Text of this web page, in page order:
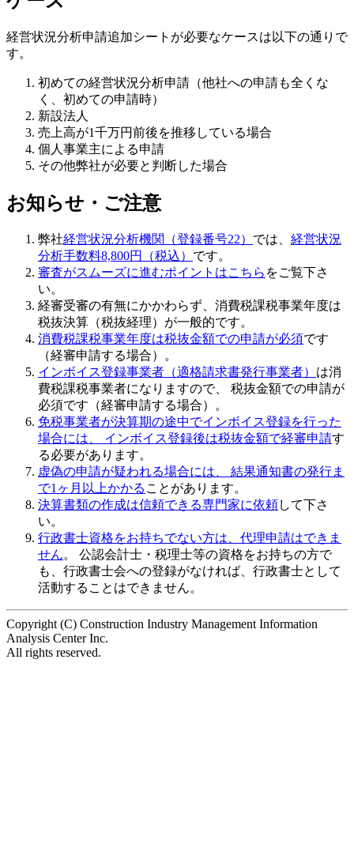
経営状況分析申請追加シートが必要なケースは以下の通りで
す。
初めての経営状況分析申請（他社への申請も全くな
く、初めての申請時）
新設法人
売上高が1千万円前後を推移している場合
個人事業主による申請
その他弊社が必要と判断した場合
お知らせ・ご注意
弊社経営状況分析機関（登録番号22） では、 経営状況
分析手数料8,800円（税込） です。
審査がスムーズに進むポイントはこちら をご覧下さ
い。
経審受審の有無にかかわらず、 消費税課税事業年度は
税抜決算（税抜経理） が一般的です。
消費税課税事業年度は税抜金額での申請が必須です
（経審申請する場合）。
インボイス登録事業者（適格請求書発行事業者） は消
費税課税事業者になりますので、 税抜金額での申請が
必須です（経審申請する場合）。
免税事業者が決算期の途中でインボイス登録を行った
場合には、 インボイス登録後は税抜金額で経審申請す
る必要があります。
虚偽の申請が疑われる場合には、 結果通知書の発行ま
で1ヶ月以上かかる ことがあります。
決算書類の作成は信頼できる専門家に依頼して下さ
い。
行政書士資格をお持ちでない方は、代理申請はできま
せん。 公認会計士・税理士等の資格をお持ちの方で
も、行政書士会への登録がなければ、行政書士として
活動することはできません。
Copyright (C) Construction Industry Management Information
Analysis Center Inc.
All rights reserved.